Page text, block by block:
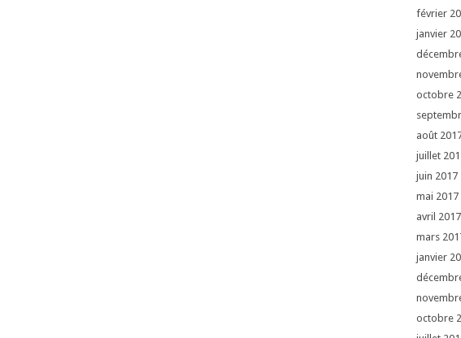
février
janvier
octobre
août
juillet
juin 2017
mai 2017
avril 2017
mars
janvier
octobre